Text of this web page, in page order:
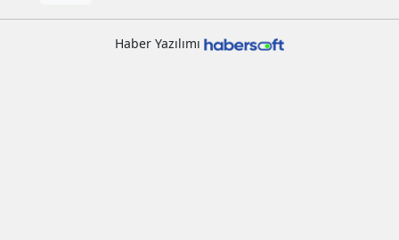
Haber Yazılımı